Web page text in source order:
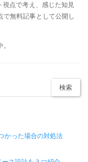
点で考え、感じた知見
で無料記事として公開し
かった場合の対処法